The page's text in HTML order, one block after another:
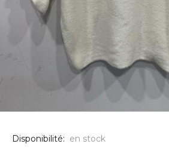
Disponibilité: en stock